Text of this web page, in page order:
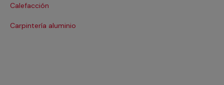
Calefacción
Carpintería aluminio